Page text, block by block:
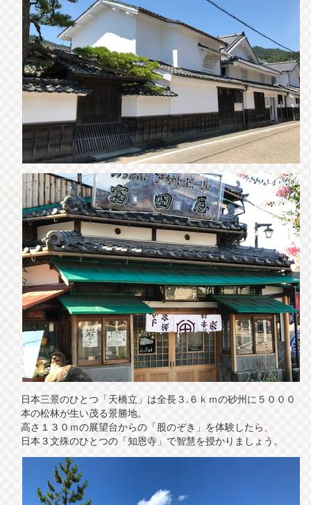
日本三景のひとつ「天橋立」は全長３.６ｋｍの砂州に５０００
本の松林が生い茂る景勝地。
高さ１３０ｍの展望台からの「股のぞき」を体験したら、
日本３文殊のひとつの「知恩寺」で智慧を授かりましょう。